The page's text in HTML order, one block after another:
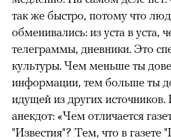
так же быстро, потому что
обменивались: из уста в уста,
телеграммы, дневники. Это
культуры. Чем меньше ты
информации, тем больше ты
идущей из других источников.
анекдот: «Чем отличается
"Известия"? Тем, что в газете